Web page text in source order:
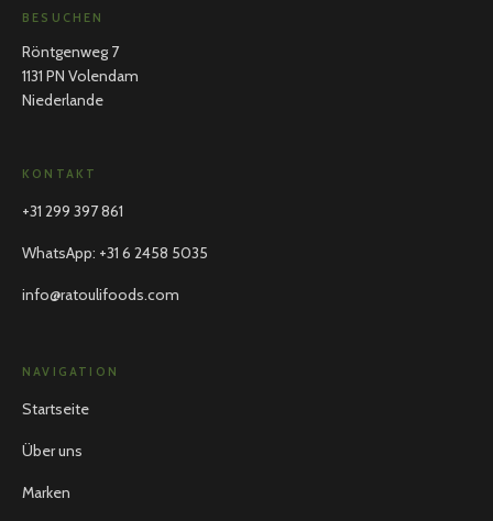
BESUCHEN
Röntgenweg 7
1131 PN Volendam
Niederlande
KONTAKT
+31 299 397 861
WhatsApp: +31 6 2458 5035
info@ratoulifoods.com
NAVIGATION
Startseite
Über uns
Marken